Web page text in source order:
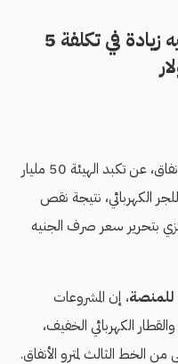
"الأنفاق" تتكبد 50 مليار جنيه زيادة في تكلفة 5
كشف مصدر مسؤول بالهيئة القومية للأنفاق، عن تكبد الهيئة 50 مليار
تنفيذ 5 مشروعات للجر الكهربائي، نتيجة نقص
بتحرير سعر صرف الجنيه
للمنصة، إن المشروعات
الكهربائي الخفيف،
الخط الثالث لمترو الأنفاق.